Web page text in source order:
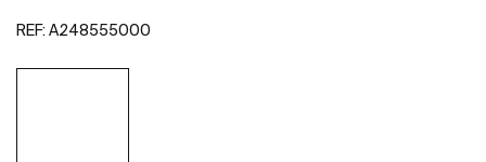
REF: A248555000